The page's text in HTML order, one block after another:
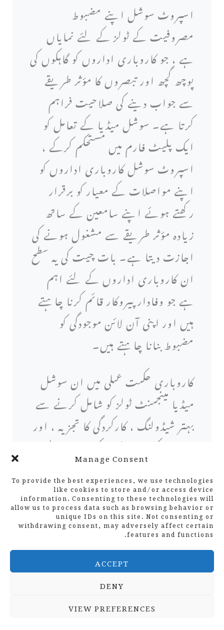
Manage Consent
To provide the best experiences, we use technologies
like cookies to store and/or access device
information. Consenting to these technologies will
allow us to process data such as browsing behavior or
unique IDs on this site. Not consenting or
withdrawing consent, may adversely affect certain
features and functions.
ACCEPT
DENY
VIEW PREFERENCES
اسپروٹ سوشل اپنے مضبوط
مصروفیت کے ٹولز کے لئے نمایاں
ہے ، جو کاروباری اداروں کو گاہکوں کی
پوچھ گچھ اور تبصروں کا مؤثر طریقے
سے جواب دینے کی صلاحیت فراہم
کرتا ہے۔ سوشل میڈیا کے تعامل کو
ایک پلیٹ فارم میں مستحکم کرکے ،
اسپروٹ سوشل کاروباری اداروں کو
اپنے مواصلات کے معیار کو برقرار
رکھتے ہوئے اپنے سامعین کے ساتھ
زیادہ مؤثر طریقے سے مشغول ہونے کی
اجازت دیتا ہے۔ بات چیت کی یہ سطح
ان کاروباری اداروں کے لئے اہم
ہے جو وفادار پیروکار قائم کرنا چاہتے
ہیں اور اپنی آن لائن موجودگی کو
مضبوط بنانا چاہتے ہیں۔
کاروباری حکمت عملی میں ان سوشل
میڈیا مینجمنٹ ٹولز کو شامل کرنے سے
بہتر شیڈولنگ ، کارکردگی کا تجزیہ ، اور
سامعین کی مصروفیت کی اجازت ملتی
ہے ، بالآخر برانڈ کی آن لائن موجودگی
میں اضافہ ہوتا ہے۔ ہوٹ سویٹ ، بفر
، اور اسپروٹ سوشل جیسے ٹولز کا
استعمال کرتے ہوئے ، کمپنیاں مؤثر
طریقے سے سوشل میڈیا کی پیچیدگیوں کو
حل کرسکتی ہیں اور اپنے برانڈ کے ارد
گرد ایک متحرک آن لائن کمیونٹی